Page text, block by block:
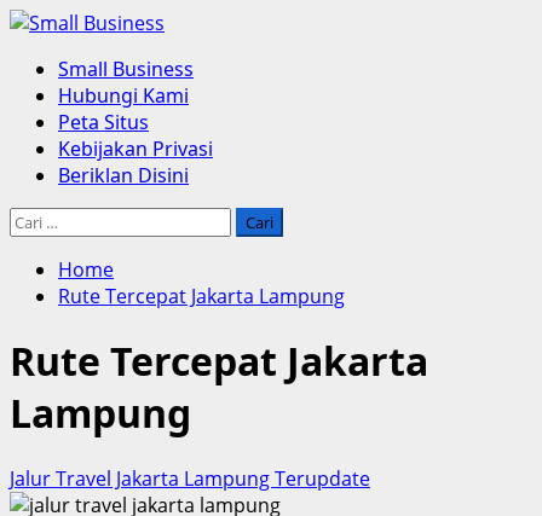
Skip
content
Primary
Menu
Small Business
Hubungi Kami
Peta Situs
Kebijakan Privasi
Beriklan Disini
Cari
Home
Rute Tercepat Jakarta Lampung
Rute Tercepat Jakarta
Lampung
Jalur Travel Jakarta Lampung Terupdate